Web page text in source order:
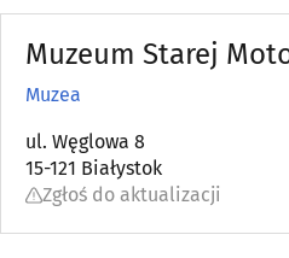
Filharmonie(2)
Kina(5)
Media(7)
Muzeum Starej
Muzea
ul. Węglowa 8
15-121 Białystok
Zgłoś do aktualizacji